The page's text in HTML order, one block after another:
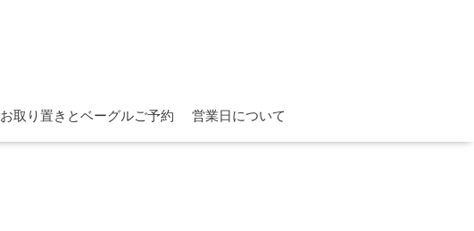
お取り置きとベーグルご予約 営業日について